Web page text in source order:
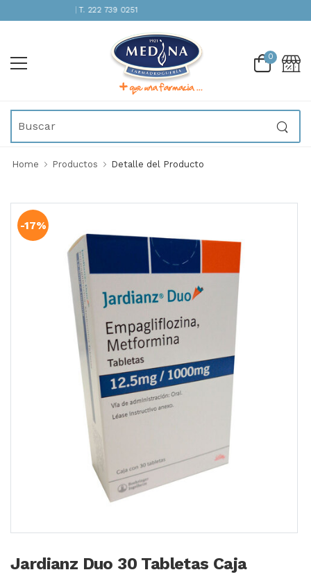
INMEDIATA | T. 222 739 0251
0
Home Productos Detalle del Producto
-17%
Jardianz Duo 30 Tabletas Caja